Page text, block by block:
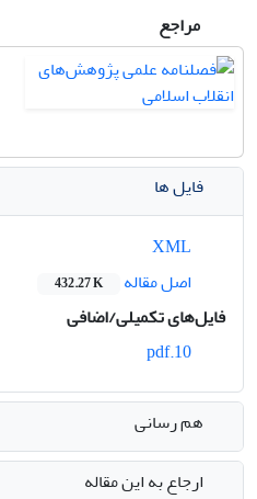
مراجع
فایل ها
اصل مقاله
432.27 K
فایل‌های تکمیلی/اضافی
هم رسانی
ارجاع به این مقاله